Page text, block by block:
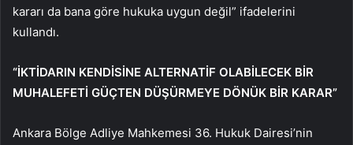
kararı da bana göre hukuka uygun değil” ifadelerini
kullandı.
“İKTİDARIN KENDİSİNE ALTERNATİF OLABİLECEK BİR
MUHALEFETİ GÜÇTEN DÜŞÜRMEYE DÖNÜK BİR KARAR”
Ankara Bölge Adliye Mahkemesi 36. Hukuk Dairesi’nin